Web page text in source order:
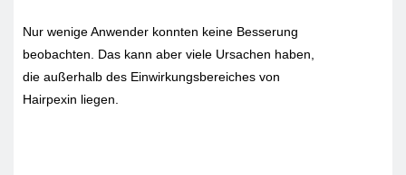
Nur wenige Anwender konnten keine Besserung
beobachten. Das kann aber viele Ursachen haben,
die außerhalb des Einwirkungsbereiches von
Hairpexin liegen.